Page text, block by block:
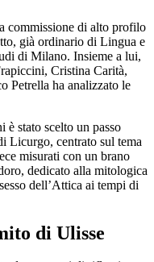
commissione di alto profilo
già ordinario di Lingua e
di Milano. Insieme a lui,
Cristina Carità,
Petrella ha analizzato le
è stato scelto un passo
Licurgo, centrato sul tema
misurati con un brano
dedicato alla mitologica
dell’Attica ai tempi di
di Ulisse